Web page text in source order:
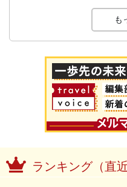
も
ランキング（直